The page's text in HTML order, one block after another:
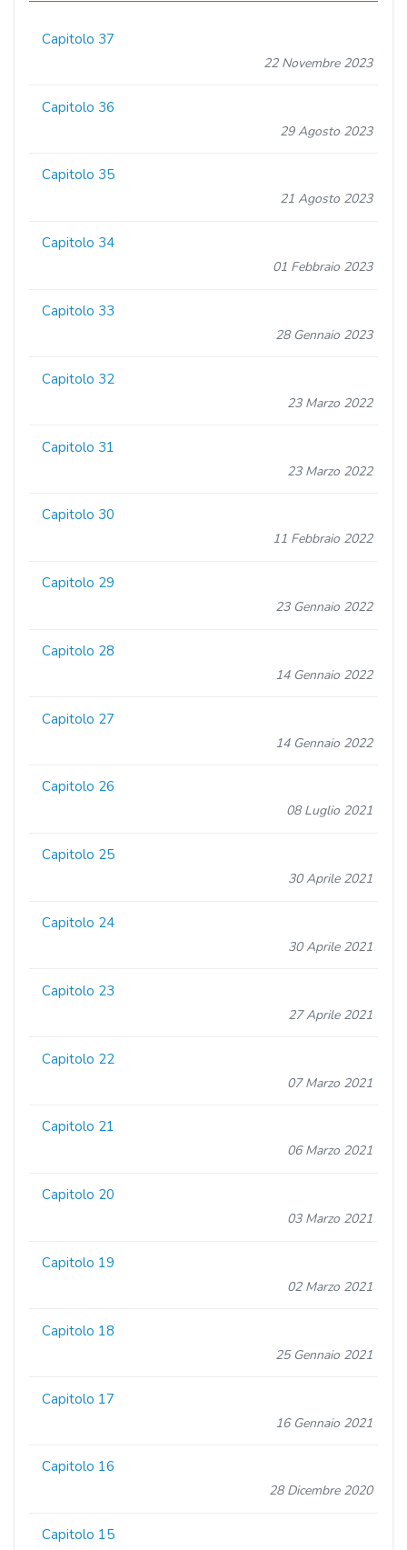
Capitolo 37
22 Novembre 2023
Capitolo 36
29 Agosto 2023
Capitolo 35
21 Agosto 2023
Capitolo 34
01 Febbraio 2023
Capitolo 33
28 Gennaio 2023
Capitolo 32
23 Marzo 2022
Capitolo 31
23 Marzo 2022
Capitolo 30
11 Febbraio 2022
Capitolo 29
23 Gennaio 2022
Capitolo 28
14 Gennaio 2022
Capitolo 27
14 Gennaio 2022
Capitolo 26
08 Luglio 2021
Capitolo 25
30 Aprile 2021
Capitolo 24
30 Aprile 2021
Capitolo 23
27 Aprile 2021
Capitolo 22
07 Marzo 2021
Capitolo 21
06 Marzo 2021
Capitolo 20
03 Marzo 2021
Capitolo 19
02 Marzo 2021
Capitolo 18
25 Gennaio 2021
Capitolo 17
16 Gennaio 2021
Capitolo 16
28 Dicembre 2020
Capitolo 15